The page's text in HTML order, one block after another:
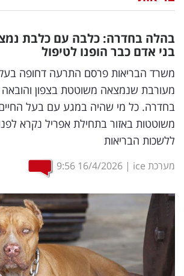
דיגיטל
וטק
שיווק
ופרסום
משפט
מדדים
ומחקרים
דעות
רכילות
עסקית
בני אדם כבר הופנו לטיפול
משרד הבריאות פרסם התרעה דחופה
מעורבת שנמצאה משוטטת בצפון והובאה
בחדרה. כל מי שהיה במגע עם בעל
משוטטות באזור בתחילת אפריל נקרא
ללשכות הבריאות
מערכת ice |
16/4/2026
9:56